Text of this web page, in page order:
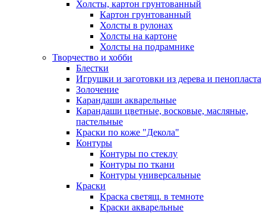
Холсты, картон грунтованный
Картон грунтованный
Холсты в рулонах
Холсты на картоне
Холсты на подрамнике
Творчество и хобби
Блестки
Игрушки и заготовки из дерева и пенопласта
Золочение
Карандаши акварельные
Карандаши цветные, восковые, масляные,
пастельные
Краски по коже "Декола"
Контуры
Контуры по стеклу
Контуры по ткани
Контуры универсальные
Краски
Краска светящ. в темноте
Краски акварельные